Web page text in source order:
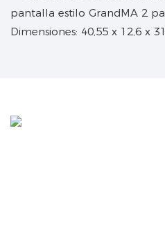
Dimensiones: 40,55 x 12,6 x